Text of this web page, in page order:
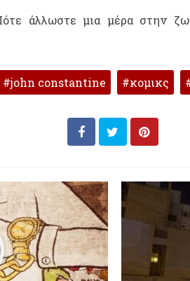
άλλωστε μια μέρα στην
john constantine κομικς